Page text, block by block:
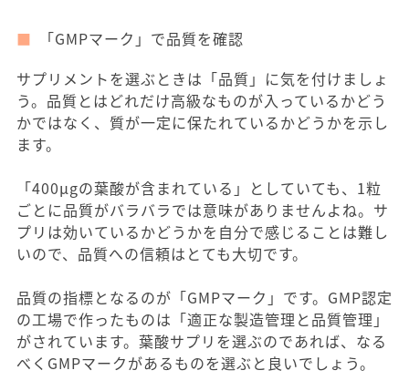
「GMPマーク」で品質を確認
サプリメントを選ぶときは「品質」に気を付けましょ
う。品質とはどれだけ高級なものが入っているかどう
かではなく、質が一定に保たれているかどうかを示し
ます。
「400μgの葉酸が含まれている」としていても、1粒
ごとに品質がバラバラでは意味がありませんよね。サ
プリは効いているかどうかを自分で感じることは難し
いので、品質への信頼はとても大切です。
品質の指標となるのが「GMPマーク」です。GMP認定
の工場で作ったものは「適正な製造管理と品質管理」
がされています。葉酸サプリを選ぶのであれば、なる
べくGMPマークがあるものを選ぶと良いでしょう。